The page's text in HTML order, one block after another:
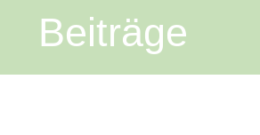
Beiträge